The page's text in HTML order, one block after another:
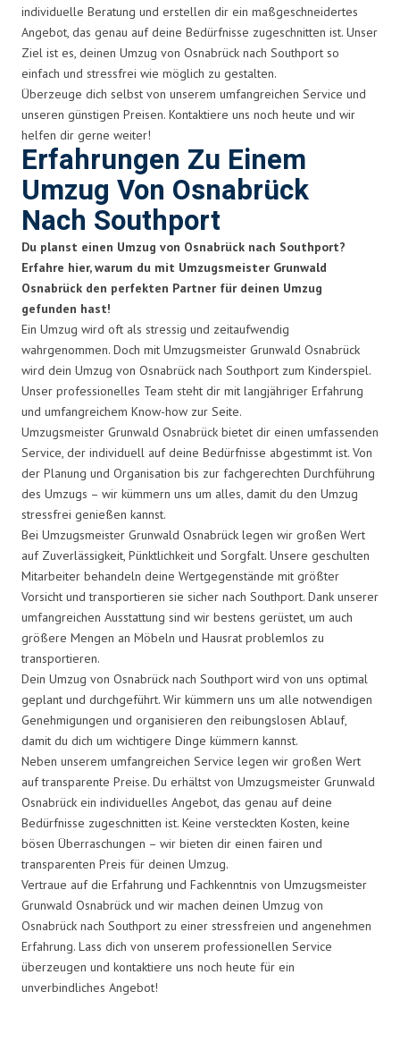
individuelle Beratung und erstellen dir ein maßgeschneidertes
Angebot, das genau auf deine Bedürfnisse zugeschnitten ist. Unser
Ziel ist es, deinen Umzug von Osnabrück nach Southport so
einfach und stressfrei wie möglich zu gestalten.
Überzeuge dich selbst von unserem umfangreichen Service und
unseren günstigen Preisen. Kontaktiere uns noch heute und wir
helfen dir gerne weiter!
Erfahrungen Zu Einem
Umzug Von Osnabrück
Nach Southport
Du planst einen Umzug von Osnabrück nach Southport?
Erfahre hier, warum du mit Umzugsmeister Grunwald
Osnabrück den perfekten Partner für deinen Umzug
gefunden hast!
Ein Umzug wird oft als stressig und zeitaufwendig
wahrgenommen. Doch mit Umzugsmeister Grunwald Osnabrück
wird dein Umzug von Osnabrück nach Southport zum Kinderspiel.
Unser professionelles Team steht dir mit langjähriger Erfahrung
und umfangreichem Know-how zur Seite.
Umzugsmeister Grunwald Osnabrück bietet dir einen umfassenden
Service, der individuell auf deine Bedürfnisse abgestimmt ist. Von
der Planung und Organisation bis zur fachgerechten Durchführung
des Umzugs – wir kümmern uns um alles, damit du den Umzug
stressfrei genießen kannst.
Bei Umzugsmeister Grunwald Osnabrück legen wir großen Wert
auf Zuverlässigkeit, Pünktlichkeit und Sorgfalt. Unsere geschulten
Mitarbeiter behandeln deine Wertgegenstände mit größter
Vorsicht und transportieren sie sicher nach Southport. Dank unserer
umfangreichen Ausstattung sind wir bestens gerüstet, um auch
größere Mengen an Möbeln und Hausrat problemlos zu
transportieren.
Dein Umzug von Osnabrück nach Southport wird von uns optimal
geplant und durchgeführt. Wir kümmern uns um alle notwendigen
Genehmigungen und organisieren den reibungslosen Ablauf,
damit du dich um wichtigere Dinge kümmern kannst.
Neben unserem umfangreichen Service legen wir großen Wert
auf transparente Preise. Du erhältst von Umzugsmeister Grunwald
Osnabrück ein individuelles Angebot, das genau auf deine
Bedürfnisse zugeschnitten ist. Keine versteckten Kosten, keine
bösen Überraschungen – wir bieten dir einen fairen und
transparenten Preis für deinen Umzug.
Vertraue auf die Erfahrung und Fachkenntnis von Umzugsmeister
Grunwald Osnabrück und wir machen deinen Umzug von
Osnabrück nach Southport zu einer stressfreien und angenehmen
Erfahrung. Lass dich von unserem professionellen Service
überzeugen und kontaktiere uns noch heute für ein
unverbindliches Angebot!